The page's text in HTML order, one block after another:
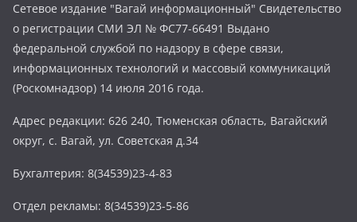
Сетевое издание "Вагай информационный" Свидетельство
о регистрации СМИ ЭЛ № ФС77-66491 Выдано
федеральной службой по надзору в сфере связи,
информационных технологий и массовый коммуникаций
(Роскомнадзор) 14 июля 2016 года.
Адрес редакции: 626 240, Тюменская область, Вагайский
округ, с. Вагай, ул. Советская д.34
Бухгалтерия: 8(34539)23-4-83
Отдел рекламы: 8(34539)23-5-86